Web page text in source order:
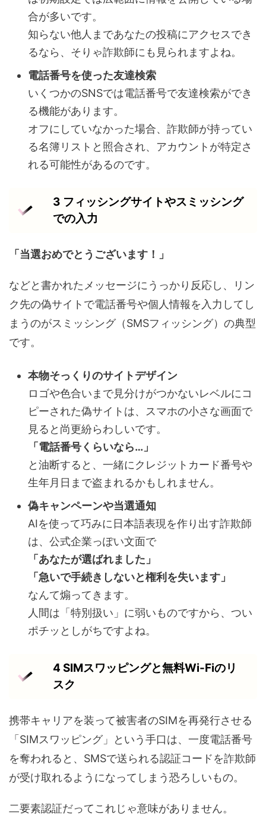
合が多いです。
知らない他人まであなたの投稿にアクセスでき
るなら、そりゃ詐欺師にも見られますよね。
電話番号を使った友達検索
いくつかのSNSでは電話番号で友達検索ができ
る機能があります。
オフにしていなかった場合、詐欺師が持ってい
る名簿リストと照合され、アカウントが特定さ
れる可能性があるのです。
3 フィッシングサイトやスミッシング
での入力
「当選おめでとうございます！」
などと書かれたメッセージにうっかり反応し、リン
ク先の偽サイトで電話番号や個人情報を入力してし
まうのがスミッシング（SMSフィッシング）の典型
です。
本物そっくりのサイトデザイン
ロゴや色合いまで見分けがつかないレベルにコ
ピーされた偽サイトは、スマホの小さな画面で
見ると尚更紛らわしいです。
「電話番号くらいなら…」
と油断すると、一緒にクレジットカード番号や
生年月日まで盗まれるかもしれません。
偽キャンペーンや当選通知
AIを使って巧みに日本語表現を作り出す詐欺師
は、公式企業っぽい文面で
「あなたが選ばれました」
「急いで手続きしないと権利を失います」
なんて煽ってきます。
人間は「特別扱い」に弱いものですから、つい
ポチッとしがちですよね。
4 SIMスワッピングと無料Wi-Fiのリ
スク
携帯キャリアを装って被害者のSIMを再発行させる
「SIMスワッピング」という手口は、一度電話番号
を奪われると、SMSで送られる認証コードを詐欺師
が受け取れるようになってしまう恐ろしいもの。
二要素認証だってこれじゃ意味がありません。